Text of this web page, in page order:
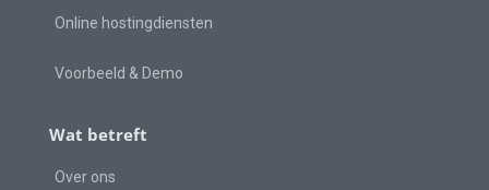
Online hostingdiensten
Voorbeeld & Demo
Wat betreft
Over ons